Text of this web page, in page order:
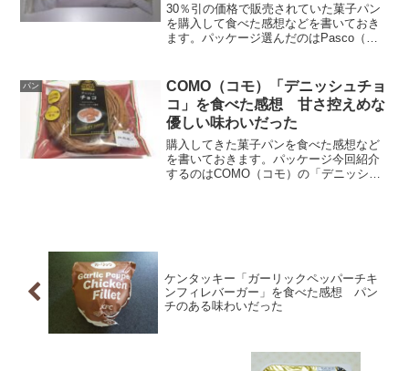
30％引の価格で販売されていた菓子パン
を購入して食べた感想などを書いておき
ます。パッケージ選んだのはPasco（敷
ッシュ生地にたっぷりのホイップクリー
ム割引シールで隠れて...
パン
COMO（コモ）「デニッシュチョ
コ」を食べた感想 甘さ控えめな
優しい味わいだった
購入してきた菓子パンを食べた感想など
を書いておきます。パッケージ今回紹介
するのはCOMO（コモ）の「デニッシュ
ケンタッキー「ガーリックペッパーチキ
ンフィレバーガー」を食べた感想 パン
チのある味わいだった